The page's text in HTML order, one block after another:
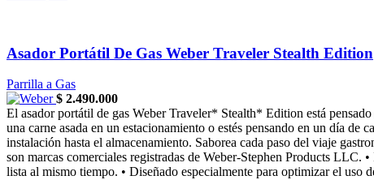
Asador Portátil De Gas Weber Traveler Stealth Edition
Parrilla a Gas
$ 2.490.000
El asador portátil de gas Weber Traveler* Stealth* Edition está
una carne asada en un estacionamiento o estés pensando en un día
instalación hasta el almacenamiento. Saborea cada paso del viaje
son marcas comerciales registradas de Weber-Stephen Products LLC.
lista al mismo tiempo. • Diseñado especialmente para optimizar el uso